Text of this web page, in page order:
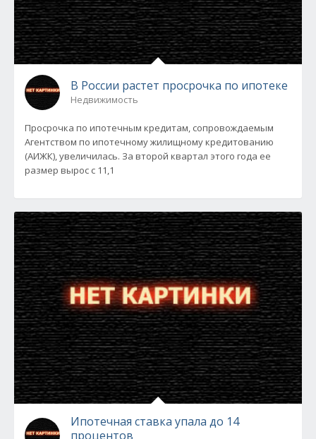
В России растет просрочка по ипотеке
Недвижимость
Просрочка по ипотечным кредитам, сопровождаемым
Агентством по ипотечному жилищному кредитованию
(АИЖК), увеличилась. За второй квартал этого года ее
размер вырос с 11,1
Ипотечная ставка упала до 14
процентов